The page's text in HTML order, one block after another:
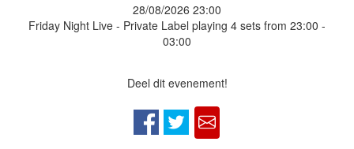
28/08/2026 23:00
Friday Night Live - Private Label playing 4 sets from 23:00 -
03:00
Deel dit evenement!